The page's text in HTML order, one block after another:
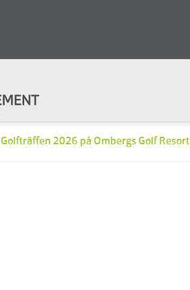
Golfträffen 2026 på Ombergs Golf Resort